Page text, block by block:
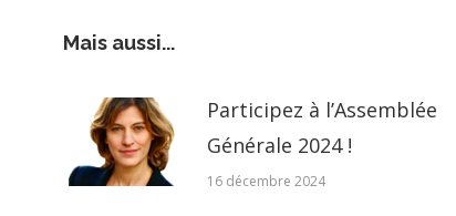
Mais aussi...
Participez à l’Assemblée
Générale 2024 !
16 décembre 2024